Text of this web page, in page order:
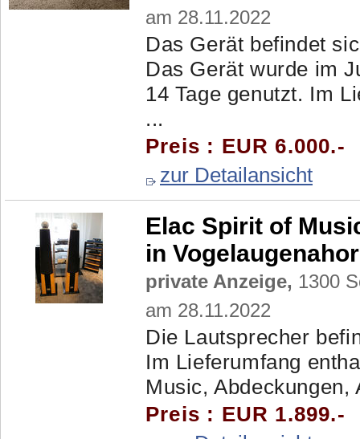
am 28.11.2022
Das Gerät befindet
Das Gerät wurde im
14 Tage genutzt. Im
...
Preis : EUR 6.000.-
zur Detailansicht
Elac Spirit of
in
private Anzeige, 1300
am 28.11.2022
Die Lautsprecher
Im Lieferumfang
Music,
Preis : EUR 1.899.-